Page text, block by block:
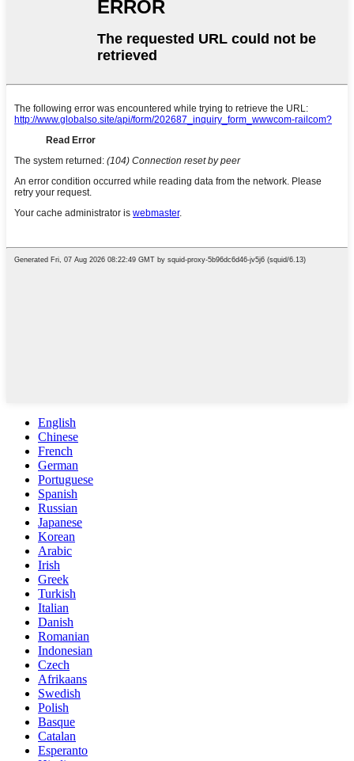
English
Chinese
French
German
Portuguese
Spanish
Russian
Japanese
Korean
Arabic
Irish
Greek
Turkish
Italian
Danish
Romanian
Indonesian
Czech
Afrikaans
Swedish
Polish
Basque
Catalan
Esperanto